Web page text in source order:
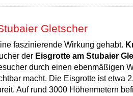
Gletscher
faszinierende Wirkung gehabt.
der Eisgrotte am Stubaier
durch einen ebenmäßigen
macht. Die Eisgrotte ist etwa
Auf rund 3000 Höhenmetern